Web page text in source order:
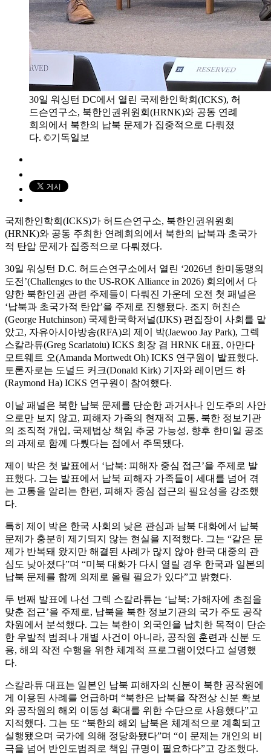
30일 워싱턴 DC에서 열린 국제한인학회(ICKS), 허
드슨연구소, 북한인권위원회(HRNK)와 공동 연례
회의에서 북한의 납북 문제가 집중적으로 다뤄졌
다. ©기독일보
국제한인학회(ICKS)가 허드슨연구소, 북한인권위원회
(HRNK)와 공동 주최한 연례회의에서 북한의 납북과 초국가
적 탄압 문제가 집중적으로 다뤄졌다.
30일 워싱턴 D.C. 허드슨연구소에서 열린 ‘2026년 한미동맹의
도전’(Challenges to the US-ROK Alliance in 2026) 회의에서 다
양한 북한인권 관련 주제들이 다뤄진 가운데 오전 첫 패널은
‘납북과 초국가적 탄압’을 주제로 진행됐다. 조지 허친슨
(George Hutchinson) 국제한국학저널(IJKS) 편집장이 사회를 맡
았고, 자유아시아방송(RFA)의 제이 박(Jaewoo Jay Park), 그렉
스칼라튜(Greg Scarlatoiu) ICKS 회장 겸 HRNK 대표, 아만다
모트웨트 오(Amanda Mortwedt Oh) ICKS 연구원이 발표했다.
토론자로는 도널드 커크(Donald Kirk) 기자와 레이먼드 하
(Raymond Ha) ICKS 연구원이 참여했다.
이날 패널은 북한 납북 문제를 단순한 과거사나 인도주의 사안
으로만 보지 않고, 피해자 가족의 현재적 고통, 북한 정보기관
의 조직적 개입, 국제법상 책임 추궁 가능성, 향후 한미일 공조
의 과제로 함께 다뤘다는 점에서 주목됐다.
제이 박은 첫 발표에서 ‘납북: 피해자 중심 접근’을 주제로 발
표했다. 그는 발표에서 납북 피해자 가족들이 세대를 넘어 겪
는 고통을 알리는 한편, 피해자 중심 접근의 필요성을 강조했
다.
특히 제이 박은 한국 사회의 낮은 관심과 남북 대화에서 납북
문제가 충분히 제기되지 않는 현실을 지적했다. 그는 “같은 문
제가 반복돼 왔지만 해결된 사례가 많지 않아 한국 대중의 관
심도 낮아졌다”며 “미북 대화가 다시 열릴 경우 한국과 일본의
납북 문제를 함께 의제로 올릴 필요가 있다”고 밝혔다.
두 번째 발표에 나선 그렉 스칼라튜는 ‘납북: 가해자에 초점을
맞춘 접근’을 주제로, 납북을 북한 정보기관의 국가 주도 공작
차원에서 분석했다. 그는 북한이 외국인을 납치한 목적이 단순
한 우발적 범죄나 개별 사건이 아니라, 공작원 훈련과 신분 도
용, 해외 작전 수행을 위한 체계적 프로그램이었다고 설명했
다.
스칼라튜 대표는 일본인 납북 피해자의 신분이 북한 공작원에
게 이용된 사례를 언급하며 “북한은 납북을 작전상 신분 확보
와 공작원의 해외 이동성 확대를 위한 수단으로 사용했다”고
지적했다. 그는 또 “북한의 해외 납북은 체계적으로 계획되고
실행됐으며 국가에 의해 정당화됐다”며 “이 문제는 개인의 비
극을 넘어 반인도범죄로 책임 규명이 필요하다”고 강조했다.